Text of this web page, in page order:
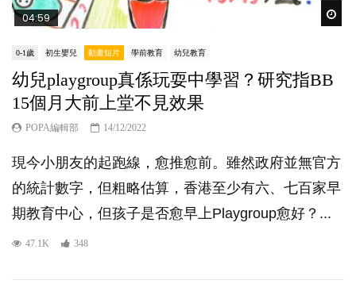
04:59
0-1歲 初生嬰兒 動畫短片 學前教育 幼兒教育
幼兒playgroup真係玩耍中學習？研究指BB
15個月大前上堂不見效果
POPA編輯部 14/12/2022
現今小朋友的起跑線，愈推愈前。雖然政府並無官方
的統計數字，但粗略估算，香港至少有六、七百家早
期教育中心，但孩子是否愈早上Playgroup愈好？...
47.1K 348